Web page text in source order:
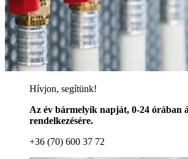
Hívjon, segítünk!
Az év bármelyik napját, 0-24 órában
rendelkezésére.
+36 (70) 600 37 72